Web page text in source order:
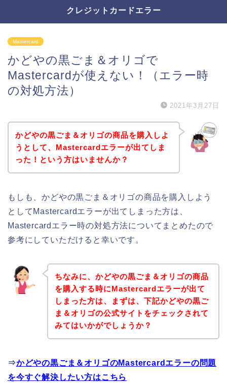
クレジットカードエラー
Mastercard
かどやの黒ごま＆オリゴで
Mastercardが使えない！（エラー時
の対処方法）
2021年3月27日
かどやの黒ごま＆オリゴの商品を購入しよ
うとして、Mastercardエラーが出てしま
った！という方はいませんか？
もしも、かどやの黒ごま＆オリゴの商品を購入しよう
としてMastercardエラーが出てしまった方は、
Mastercardエラー時の対処方法についてまとめたので
参考にしていただけると幸いです。
ちなみに、かどやの黒ごま＆オリゴの商品
を購入する時にMastercardエラーが出て
しまった方は、まずは、下記かどやの黒ご
ま＆オリゴの公式サイトをチェックされて
みてはいかがでしょうか？
⇒かどやの黒ごま＆オリゴのMastercardエラーの問題
を今すぐ解決したい方はこちら